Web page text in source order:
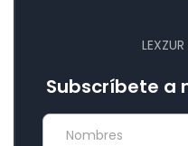
Subscríbete a
newsletter